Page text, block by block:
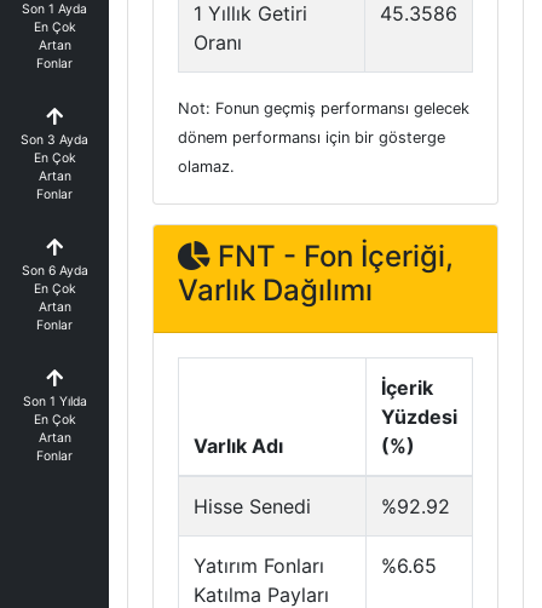
Son 1 Ayda
En Çok
Artan
Fonlar
Son 3 Ayda
En Çok
Artan
Fonlar
Son 6 Ayda
En Çok
Artan
Fonlar
Son 1 Yılda
En Çok
Artan
Fonlar
1 Yıllık Getiri
Oranı
45.3586
Not: Fonun geçmiş performansı gelecek
dönem performansı için bir gösterge
olamaz.
FNT - Fon İçeriği,
Varlık Dağılımı
Varlık Adı
İçerik
Yüzdesi
(%)
Hisse Senedi %92.92
Yatırım Fonları
Katılma Payları
%6.65